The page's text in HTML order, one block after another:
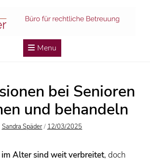
Menu
bei Senioren
und behandeln
Author
Sandra Späder/ Posted
12/03/2025
im Alter sind weit verbreitet, doch